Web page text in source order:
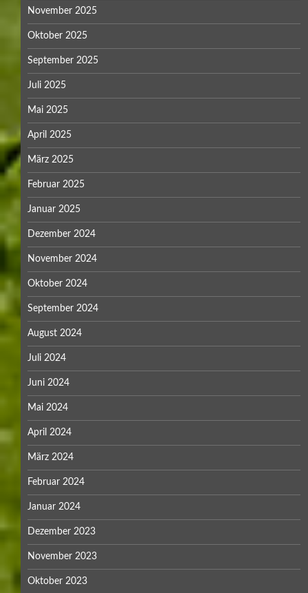
November 2025
Oktober 2025
September 2025
Juli 2025
Mai 2025
April 2025
März 2025
Februar 2025
Januar 2025
Dezember 2024
November 2024
Oktober 2024
September 2024
August 2024
Juli 2024
Juni 2024
Mai 2024
April 2024
März 2024
Februar 2024
Januar 2024
Dezember 2023
November 2023
Oktober 2023